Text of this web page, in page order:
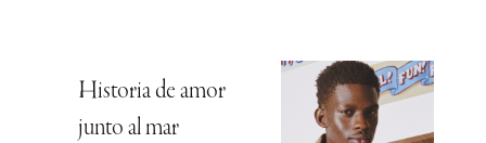
Historia de amor
junto al mar